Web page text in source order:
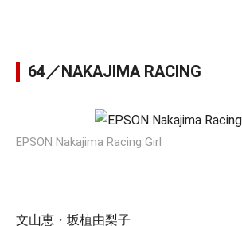
64／NAKAJIMA RACING
EPSON Nakajima Racing Girl
文山恵・坂植由梨子